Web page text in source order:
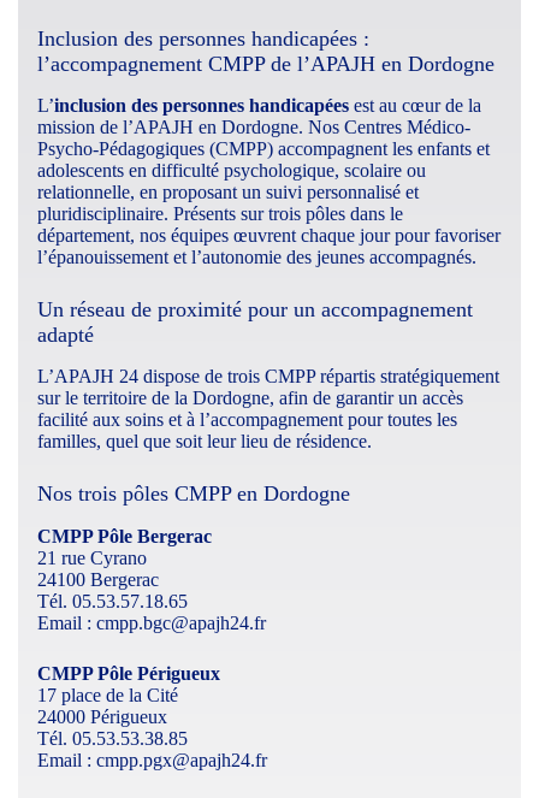
Inclusion des personnes handicapées :
l’accompagnement CMPP de l’APAJH en Dordogne
L’inclusion des personnes handicapées est au cœur de la
mission de l’APAJH en Dordogne. Nos Centres Médico-
Psycho-Pédagogiques (CMPP) accompagnent les enfants et
adolescents en difficulté psychologique, scolaire ou
relationnelle, en proposant un suivi personnalisé et
pluridisciplinaire. Présents sur trois pôles dans le
département, nos équipes œuvrent chaque jour pour favoriser
l’épanouissement et l’autonomie des jeunes accompagnés.
Un réseau de proximité pour un accompagnement
adapté
L’APAJH 24 dispose de trois CMPP répartis stratégiquement
sur le territoire de la Dordogne, afin de garantir un accès
facilité aux soins et à l’accompagnement pour toutes les
familles, quel que soit leur lieu de résidence.
Nos trois pôles CMPP en Dordogne
CMPP Pôle Bergerac
21 rue Cyrano
24100 Bergerac
Tél. 05.53.57.18.65
Email : cmpp.bgc@apajh24.fr
CMPP Pôle Périgueux
17 place de la Cité
24000 Périgueux
Tél. 05.53.53.38.85
Email : cmpp.pgx@apajh24.fr